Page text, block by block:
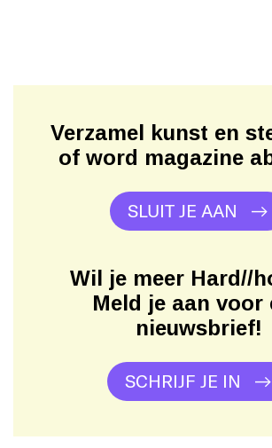
Verzamel kunst en
of word magazine
SLUIT JE AAN
Wil je meer Hard//
Meld je aan voor
nieuwsbrief!
SCHRIJF JE IN